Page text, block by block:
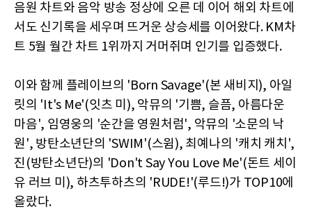
음원 차트와 음악 방송 정상에 오른 데 이어 해외 차트에
서도 신기록을 세우며 뜨거운 상승세를 이어왔다. KM차
트 5월 월간 차트 1위까지 거머쥐며 인기를 입증했다.
이와 함께 플레이브의 'Born Savage'(본 새비지), 아일
릿의 'It's Me'(잇츠 미), 악뮤의 '기쁨, 슬픔, 아름다운
마음', 임영웅의 '순간을 영원처럼', 악뮤의 '소문의 낙
원', 방탄소년단의 'SWIM'(스윔), 최예나의 '캐치 캐치',
진(방탄소년단)의 'Don't Say You Love Me'(돈트 세이
유 러브 미), 하츠투하츠의 'RUDE!'(루드!)가 TOP10에
올랐다.